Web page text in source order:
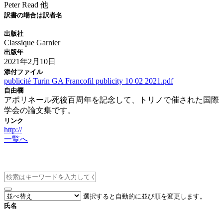
Peter Read 他
訳書の場合は訳者名
出版社
Classique Garnier
出版年
2021年2月10日
添付ファイル
publicité Turin GA Francofil publicity 10 02 2021.pdf
自由欄
アポリネール死後百周年を記念して、トリノで催された国際
学会の論文集です。
リンク
http://
一覧へ
選択すると自動的に並び順を変更します。
氏名